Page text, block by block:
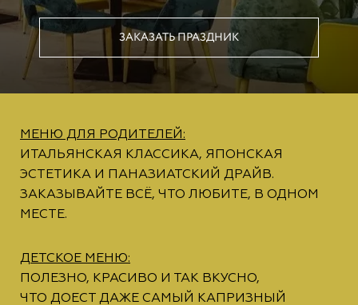
ЗАКАЗАТЬ ПРАЗДНИК
МЕНЮ ДЛЯ РОДИТЕЛЕЙ:
ИТАЛЬЯНСКАЯ КЛАССИКА, ЯПОНСКАЯ
ЭСТЕТИКА И ПАНАЗИАТСКИЙ ДРАЙВ.
ЗАКАЗЫВАЙТЕ ВСЁ, ЧТО ЛЮБИТЕ, В ОДНОМ
МЕСТЕ.
ДЕТСКОЕ МЕНЮ:
ПОЛЕЗНО, КРАСИВО И ТАК ВКУСНО,
ЧТО ДОЕСТ ДАЖЕ САМЫЙ КАПРИЗНЫЙ